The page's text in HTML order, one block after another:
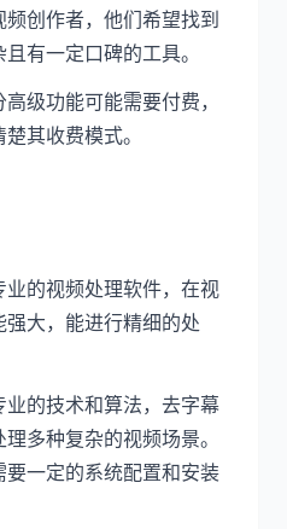
创作者，他们希望找到
有一定口碑的工具。
高级功能可能需要付费，
其收费模式。
业的视频处理软件，在视
大，能进行精细的处
业的技术和算法，去字幕
多种复杂的视频场景。
一定的系统配置和安装